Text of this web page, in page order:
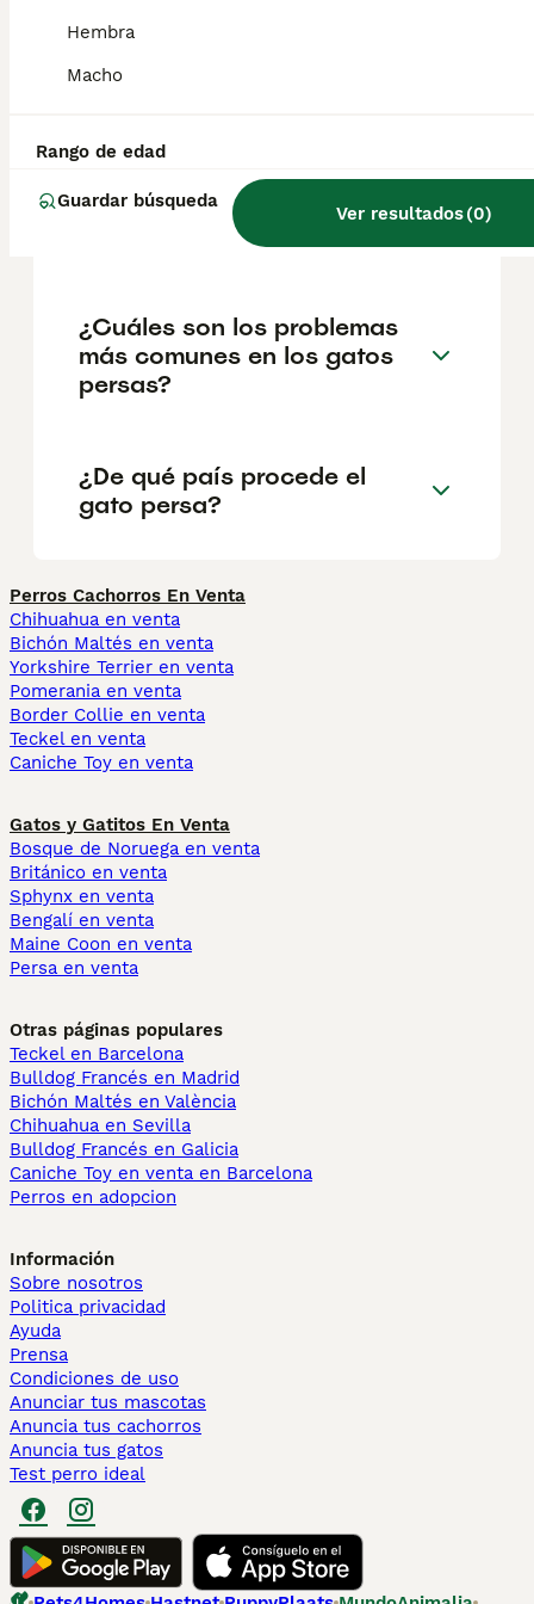
Hembra
Macho
Rango de edad
Guardar búsqueda
Ver resultados(0)
criadores responsables que garanticen la
Informarse bien y comparar opciones antes
¿Ventajas y desventajas de
tener un gato persa?
¿Cuáles son los problemas
más comunes en los gatos
persas?
¿De qué país procede el
gato persa?
Perros Cachorros En Venta
Chihuahua en venta
Bichón Maltés en venta
Yorkshire Terrier en venta
Pomerania en venta
Border Collie en venta
Teckel en venta
Caniche Toy en venta
Gatos y Gatitos En Venta
Bosque de Noruega en venta
Británico en venta
Sphynx en venta
Bengalí en venta
Maine Coon en venta
Persa en venta
Otras páginas populares
Teckel en Barcelona
Bulldog Francés en Madrid
Bichón Maltés en València
Chihuahua en Sevilla
Bulldog Francés en Galicia
Caniche Toy en venta en Barcelona
Perros en adopcion
Información
Sobre nosotros
Politica privacidad
Ayuda
Prensa
Condiciones de uso
Anunciar tus mascotas
Anuncia tus cachorros
Anuncia tus gatos
Test perro ideal